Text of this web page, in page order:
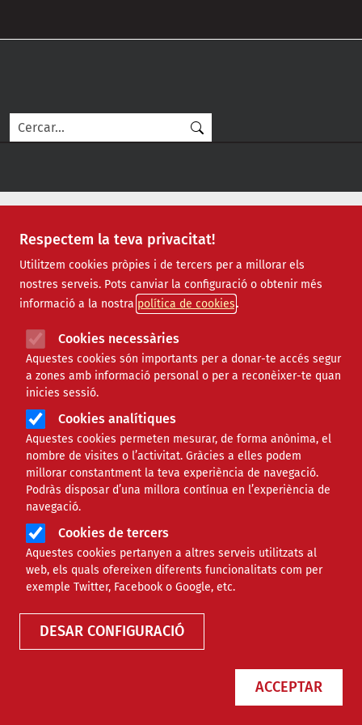
Respectem la teva privacitat!
Utilitzem cookies pròpies i de tercers per a millorar els
nostres serveis. Pots canviar la configuració o obtenir més
informació a la nostra política de cookies
Cookies necessàries
Aquestes cookies són importants per a donar-te accés segur
a zones amb informació personal o per a reconèixer-te quan
inicies sessió.
Cookies analítiques
Aquestes cookies permeten mesurar, de forma anònima, el
nombre de visites o l’activitat. Gràcies a elles podem
millorar constantment la teva experiència de navegació.
Podràs disposar d’una millora contínua en l’experiència de
navegació.
Cookies de tercers
Aquestes cookies pertanyen a altres serveis utilitzats al
web, els quals ofereixen diferents funcionalitats com per
exemple Twitter, Facebook o Google, etc.
DESAR CONFIGURACIÓ
ACCEPTAR
Cerca
Entitats col·laboradores que
Xarxanet.org ofereix a les entitats convertir-se en
Totes les entitats poden ser col·laboradores de
a fer més llarga aquesta llista, només cal que segueixis
Les actuals entitats col·laboradores de xarxanet.org són:
Entitats que comencen per la lletra
Entitats que comencen per la lletra
Entitats que comencen per la lletra
Entitats que comencen per la lletra
D Entitats que comencen per la
Entitats que comencen per la
Entitats que comencen
G Entitats que
Entitats que
Entitats que
Entitats
REGISTRAR ENTITAT COL·LABORADORA
Nom
A.SANCHEZ@INTERMEDIAOCUPACIO.ORG
AACIC ASSOCIACIÓ DE CARDIOPATIES CONGÈNITES